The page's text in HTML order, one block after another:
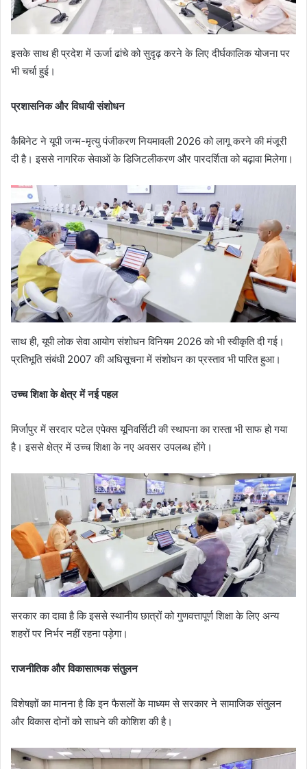
इसके साथ ही प्रदेश में ऊर्जा ढांचे को सुदृढ़ करने के लिए दीर्घकालिक योजना पर
भी चर्चा हुई।
प्रशासनिक और विधायी संशोधन
कैबिनेट ने यूपी जन्म-मृत्यु पंजीकरण नियमावली 2026 को लागू करने की मंजूरी
दी है। इससे नागरिक सेवाओं के डिजिटलीकरण और पारदर्शिता को बढ़ावा मिलेगा।
साथ ही, यूपी लोक सेवा आयोग संशोधन विनियम 2026 को भी स्वीकृति दी गई।
प्रतिभूति संबंधी 2007 की अधिसूचना में संशोधन का प्रस्ताव भी पारित हुआ।
उच्च शिक्षा के क्षेत्र में नई पहल
मिर्जापुर में सरदार पटेल एपेक्स यूनिवर्सिटी की स्थापना का रास्ता भी साफ हो गया
है। इससे क्षेत्र में उच्च शिक्षा के नए अवसर उपलब्ध होंगे।
सरकार का दावा है कि इससे स्थानीय छात्रों को गुणवत्तापूर्ण शिक्षा के लिए अन्य
शहरों पर निर्भर नहीं रहना पड़ेगा।
राजनीतिक और विकासात्मक संतुलन
विशेषज्ञों का मानना है कि इन फैसलों के माध्यम से सरकार ने सामाजिक संतुलन
और विकास दोनों को साधने की कोशिश की है।